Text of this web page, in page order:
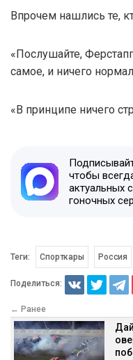
Впрочем нашлись те,
«Послушайте,
самое, и ничего
«В принципе ничего
чтобы
актуальных
гоночных
Теги: Спорткары Россия
Поделиться:
← Ранее